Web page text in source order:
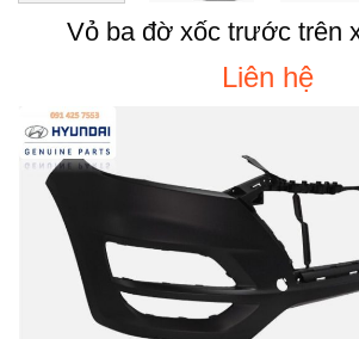
Vỏ ba đờ xốc trước trên
Liên hệ